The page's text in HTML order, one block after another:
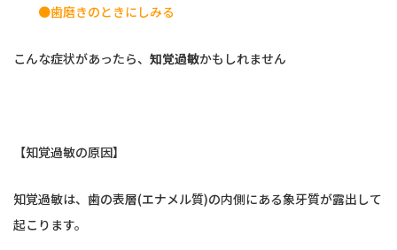
●歯磨きのときにしみる
こんな症状があったら、 知覚過敏かもしれません
【知覚過敏の原因】
知覚過敏は、歯の表層(エナメル質)の内側にある象牙質が露出して
起こります。